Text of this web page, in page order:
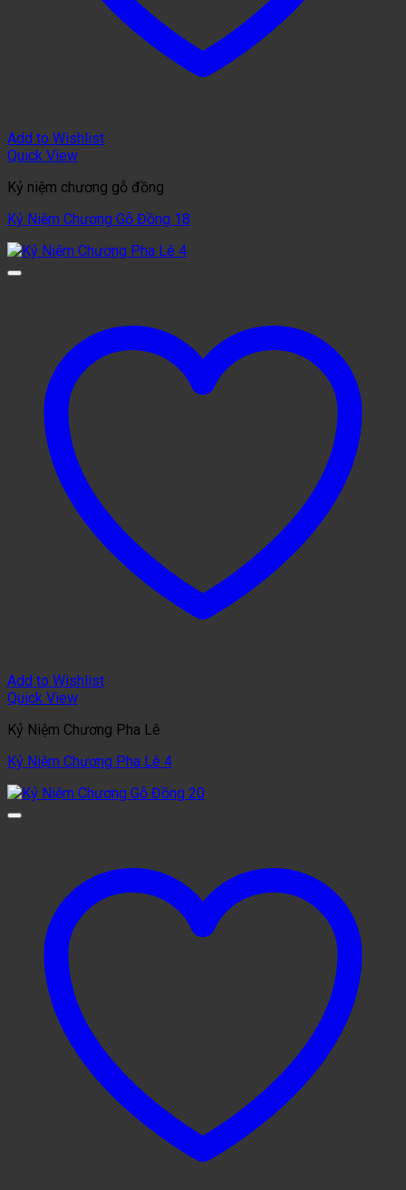
Add to Wishlist
Quick View
Kỷ niệm chương gỗ đồng
Kỷ Niệm Chương Gỗ Đồng 18
Add to Wishlist
Quick View
Kỷ Niệm Chương Pha Lê
Kỷ Niệm Chương Pha Lê 4